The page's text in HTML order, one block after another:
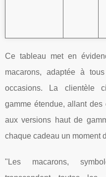
Ce tableau met en
macarons, adaptée à
occasions. La clientèle
gamme étendue, allant
aux versions haut de
chaque cadeau un moment
"Les macarons,